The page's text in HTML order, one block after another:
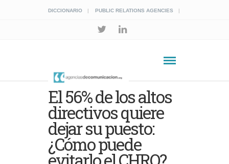
DICCIONARIO PUBLIC RELATIONS AGENCIES
El 56% de los altos
directivos quiere
dejar su puesto:
¿Cómo puede